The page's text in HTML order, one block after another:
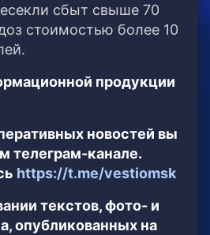
сбыт свыше 70
стоимостью более 10
продукции
новостей вы
телеграм-канале.
https://t.me/vestiomsk
текстов, фото- и
опубликованных на